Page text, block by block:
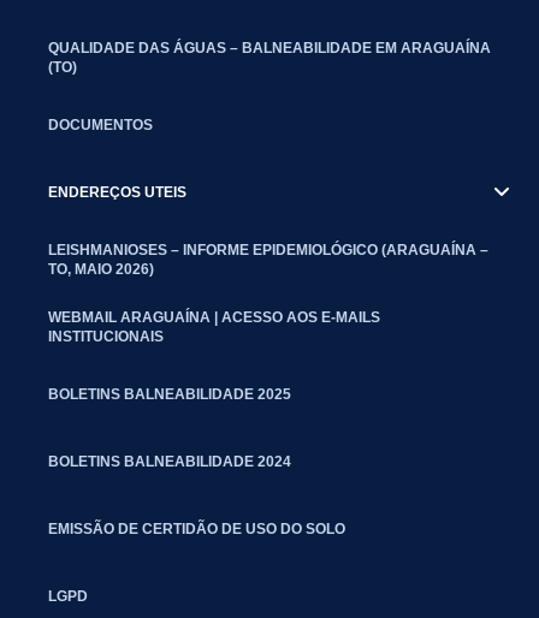
QUALIDADE DAS ÁGUAS – BALNEABILIDADE EM ARAGUAÍNA
(TO)
DOCUMENTOS
ENDEREÇOS UTEIS
LEISHMANIOSES – INFORME EPIDEMIOLÓGICO (ARAGUAÍNA –
TO, MAIO 2026)
WEBMAIL ARAGUAÍNA | ACESSO AOS E-MAILS
INSTITUCIONAIS
BOLETINS BALNEABILIDADE 2025
BOLETINS BALNEABILIDADE 2024
EMISSÃO DE CERTIDÃO DE USO DO SOLO
LGPD